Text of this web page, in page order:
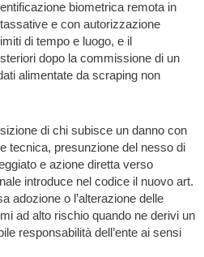
biometrica remota in
e con autorizzazione
di tempo e luogo, e il
dopo la commissione di un
alimentate da scraping non
di chi subisce un danno con
tecnica, presunzione del nesso di
e azione diretta verso
introduce nel codice il nuovo art.
adozione o l’alterazione delle
ad alto rischio quando ne derivi un
responsabilità dell’ente ai sensi